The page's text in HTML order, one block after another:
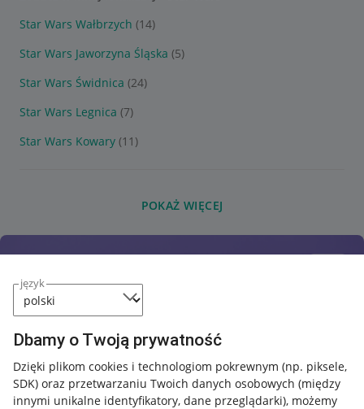
język
Dbamy o Twoją prywatność
Dzięki plikom cookies i technologiom pokrewnym (np. piksele,
SDK) oraz przetwarzaniu Twoich danych osobowych (między
innymi unikalne identyfikatory, dane przeglądarki), możemy
Star Wars Wałbrzych (14)
Star Wars Jaworzyna Śląska (5)
Star Wars Świdnica (24)
Star Wars Legnica (7)
Star Wars Kowary (11)
POKAŻ WIĘCEJ